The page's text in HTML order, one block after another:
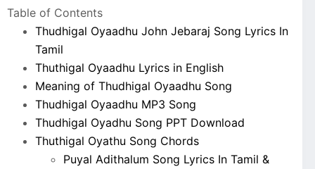
Table of Contents
Thudhigal Oyaadhu John Jebaraj Song Lyrics In
Tamil
Thuthigal Oyaadhu Lyrics in English
Meaning of Thudhigal Oyaadhu Song
Thudhigal Oyaadhu MP3 Song
Thudhigal Oyadhu Song PPT Download
Thuthigal Oyathu Song Chords
Puyal Adithalum Song Lyrics In Tamil &